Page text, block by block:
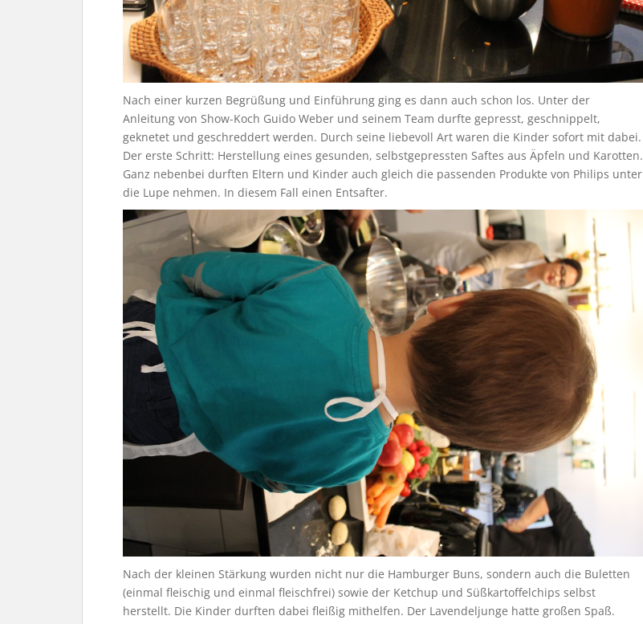
Nach einer kurzen Begrüßung und Einführung ging es dann auch schon los. Unter der
Anleitung von Show-Koch Guido Weber und seinem Team durfte gepresst, geschnippelt,
geknetet und geschreddert werden. Durch seine liebevoll Art waren die Kinder sofort mit dabei.
Der erste Schritt: Herstellung eines gesunden, selbstgepressten Saftes aus Äpfeln und Karotten.
Ganz nebenbei durften Eltern und Kinder auch gleich die passenden Produkte von Philips unter
die Lupe nehmen. In diesem Fall einen Entsafter.
Nach der kleinen Stärkung wurden nicht nur die Hamburger Buns, sondern auch die Buletten
(einmal fleischig und einmal fleischfrei) sowie der Ketchup und Süßkartoffelchips selbst
herstellt. Die Kinder durften dabei fleißig mithelfen. Der Lavendeljunge hatte großen Spaß.